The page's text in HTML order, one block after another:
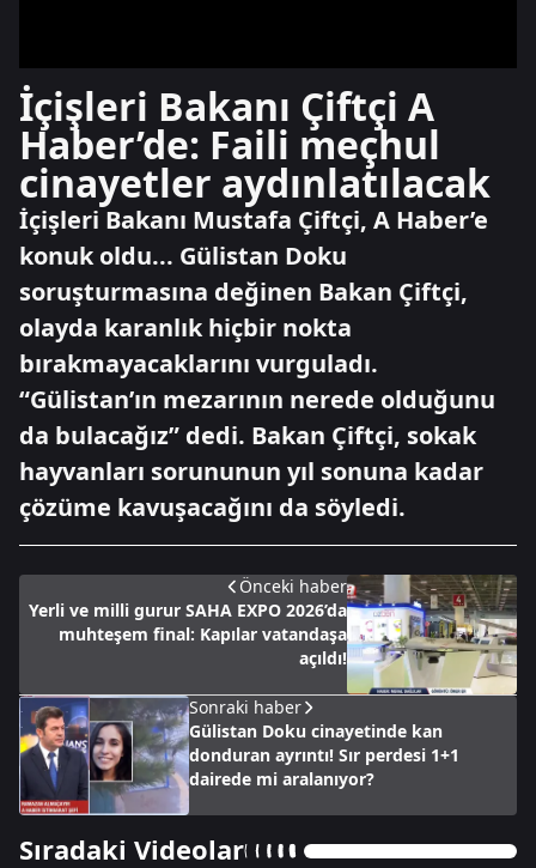
İçişleri Bakanı Çiftçi A
Haber’de: Faili meçhul
cinayetler aydınlatılacak
İçişleri Bakanı Mustafa Çiftçi, A Haber’e
konuk oldu... Gülistan Doku
soruşturmasına değinen Bakan Çiftçi,
olayda karanlık hiçbir nokta
bırakmayacaklarını vurguladı.
“Gülistan’ın mezarının nerede olduğunu
da bulacağız” dedi. Bakan Çiftçi, sokak
hayvanları sorununun yıl sonuna kadar
çözüme kavuşacağını da söyledi.
Önceki haber
Yerli ve milli gurur SAHA EXPO 2026’da
muhteşem final: Kapılar vatandaşa
açıldı!
Sonraki haber
Gülistan Doku cinayetinde kan
donduran ayrıntı! Sır perdesi 1+1
dairede mi aralanıyor?
Sıradaki Videolar